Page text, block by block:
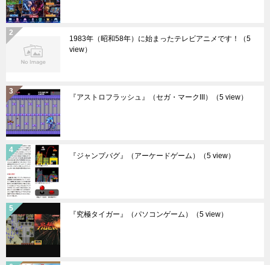
1983年（昭和58年）に始まったテレビアニメです！
（5
view）
『アストロフラッシュ』（セガ・マークIII） （5 view）
『ジャンプバグ』（アーケードゲーム） （5 view）
『究極タイガー』（パソコンゲーム） （5 view）